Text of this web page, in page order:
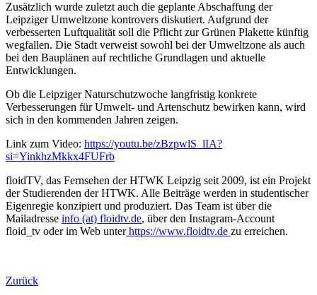
Zusätzlich wurde zuletzt auch die geplante Abschaffung der
Leipziger Umweltzone kontrovers diskutiert. Aufgrund der
verbesserten Luftqualität soll die Pflicht zur Grünen Plakette künftig
wegfallen. Die Stadt verweist sowohl bei der Umweltzone als auch
bei den Bauplänen auf rechtliche Grundlagen und aktuelle
Entwicklungen.
Ob die Leipziger Naturschutzwoche langfristig konkrete
Verbesserungen für Umwelt- und Artenschutz bewirken kann, wird
sich in den kommenden Jahren zeigen.
Link zum Video: https://youtu.be/zBzpwlS_lIA?
si=YinkhzMkkx4FUFrb
floidTV, das Fernsehen der HTWK Leipzig seit 2009, ist ein Projekt
der Studierenden der HTWK. Alle Beiträge werden in studentischer
Eigenregie konzipiert und produziert. Das Team ist über die
Mailadresse info (at) floidtv.de, über den Instagram-Account
floid_tv oder im Web unterhttps://www.floidtv.de zu erreichen.
Zurück